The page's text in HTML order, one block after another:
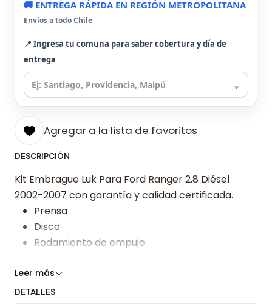
🚚 ENTREGA RÁPIDA EN REGIÓN METROPOLITANA
Envíos a todo Chile
📍 Ingresa tu comuna para saber cobertura y día de
entrega
⌄
Agregar a la lista de favoritos
DESCRIPCIÓN
Kit Embrague Luk Para Ford Ranger 2.8 Diésel
2002-2007 con garantía y calidad certificada.
Prensa
Disco
Rodamiento de empuje
Somos especialistas en embragues desde 2019,
Leer más
DETALLES